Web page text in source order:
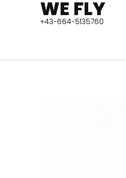
WE FLY
+43-664-5135760